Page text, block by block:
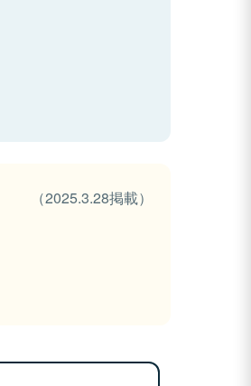
（2025.3.28掲載）